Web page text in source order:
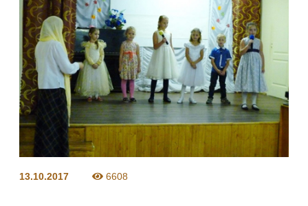
13.10.2017 6608